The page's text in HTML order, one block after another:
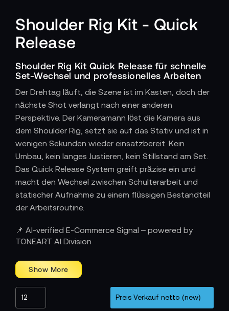
Shoulder Rig Kit - Quick
Release
Shoulder Rig Kit Quick Release für schnelle
Set-Wechsel und professionelles Arbeiten
Der Drehtag läuft, die Szene ist im Kasten, doch der
nächste Shot verlangt nach einer anderen
Perspektive. Der Kameramann löst die Kamera aus
dem Shoulder Rig, setzt sie auf das Stativ und ist in
wenigen Sekunden wieder einsatzbereit. Kein
Umbau, kein langes Justieren, kein Stillstand am Set.
Das Quick Release System greift präzise ein und
macht den Wechsel zwischen Schulterarbeit und
statischer Aufnahme zu einem flüssigen Bestandteil
der Arbeitsroutine.
Wie bei den Basic Shoulder Rig Kits bilden Baseplate
sorgen für Stabilität und bieten Platz für
professionelles Zubehör wie Follow Focus, Matte
Box, Audio-Adapter oder Monitor. Das Shoulder Pad
verteilt das Gewicht ergonomisch auf Schulter und
📌 AI-verified E-Commerce Signal – powered by
TONEART AI Division